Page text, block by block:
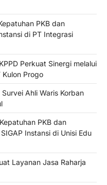
PKB dan
di PT Integrasi
Perkuat Sinergi melalui
Kulon Progo
Ahli Waris Korban
PKB dan
Instansi di Unisi Edu
Layanan Jasa Raharja